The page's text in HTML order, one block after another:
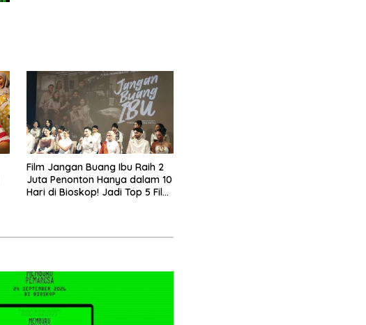
Film Jangan Buang Ibu Raih 2
Juta Penonton Hanya dalam 10
Hari di Bioskop! Jadi Top 5 Film